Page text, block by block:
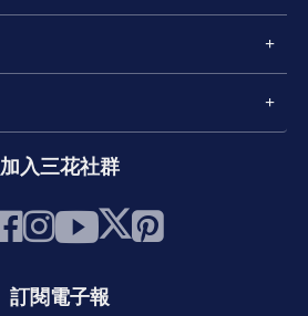
加入三花社群
訂閱電子報